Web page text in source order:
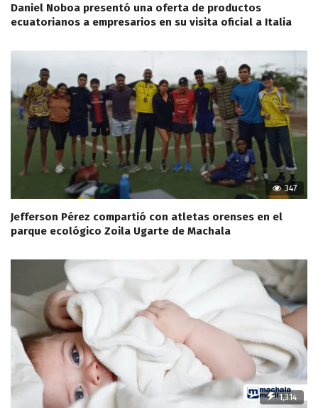
Daniel Noboa presentó una oferta de productos
ecuatorianos a empresarios en su visita oficial a Italia
347
Jefferson Pérez compartió con atletas orenses en el
parque ecológico Zoila Ugarte de Machala
1,314